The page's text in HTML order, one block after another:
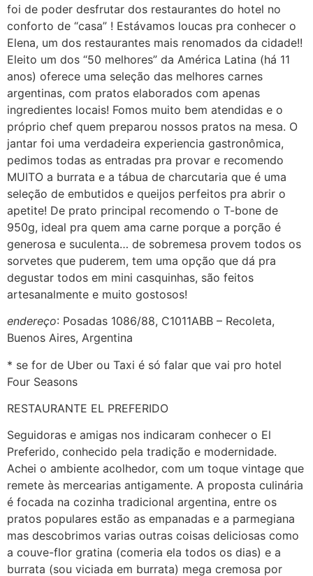
foi de poder desfrutar dos restaurantes do hotel no
conforto de “casa” ! Estávamos loucas pra conhecer o
Elena, um dos restaurantes mais renomados da cidade!!
Eleito um dos “50 melhores” da América Latina (há 11
anos) oferece uma seleção das melhores carnes
argentinas, com pratos elaborados com apenas
ingredientes locais! Fomos muito bem atendidas e o
próprio chef quem preparou nossos pratos na mesa. O
jantar foi uma verdadeira experiencia gastronômica,
pedimos todas as entradas pra provar e recomendo
MUITO a burrata e a tábua de charcutaria que é uma
seleção de embutidos e queijos perfeitos pra abrir o
apetite! De prato principal recomendo o T-bone de
950g, ideal pra quem ama carne porque a porção é
generosa e suculenta… de sobremesa provem todos os
sorvetes que puderem, tem uma opção que dá pra
degustar todos em mini casquinhas, são feitos
artesanalmente e muito gostosos!
endereço: Posadas 1086/88, C1011ABB – Recoleta,
Buenos Aires, Argentina
* se for de Uber ou Taxi é só falar que vai pro hotel
Four Seasons
RESTAURANTE EL PREFERIDO
Seguidoras e amigas nos indicaram conhecer o El
Preferido, conhecido pela tradição e modernidade.
Achei o ambiente acolhedor, com um toque vintage que
remete às mercearias antigamente. A proposta culinária
é focada na cozinha tradicional argentina, entre os
pratos populares estão as empanadas e a parmegiana
mas descobrimos varias outras coisas deliciosas como
a couve-flor gratina (comeria ela todos os dias) e a
burrata (sou viciada em burrata) mega cremosa por